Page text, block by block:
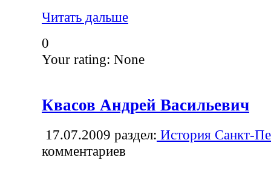
Читать дальше
0
Your rating: None
Квасов Андрей Васильевич
17.07.2009 раздел: История Санкт-
комментариев